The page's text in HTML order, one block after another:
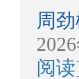
周
阅